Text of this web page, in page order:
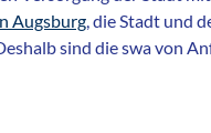
Augsburg, die Stadt und
sind die swa von